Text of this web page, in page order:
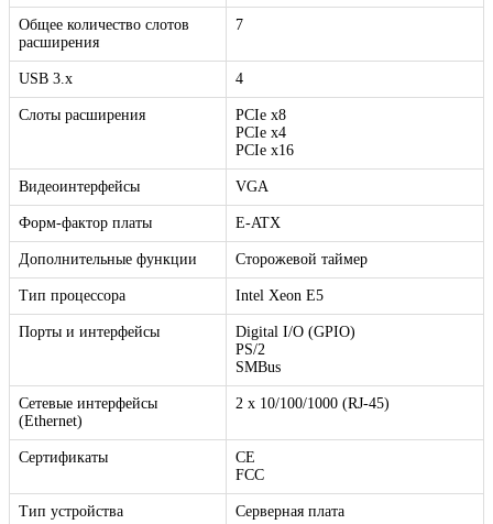
Общее количество слотов
расширения
7
USB 3.x 4
Слоты расширения
PCIe x8
PCIe x4
PCIe x16
Видеоинтерфейсы VGA
Форм-фактор платы E-ATX
Дополнительные функции Сторожевой таймер
Тип процессора Intel Xeon E5
Порты и интерфейсы
Digital I/O (GPIO)
PS/2
SMBus
Сетевые интерфейсы
(Ethernet)
2 x 10/100/1000 (RJ-45)
Сертификаты
CE
FCC
Тип устройства Серверная плата